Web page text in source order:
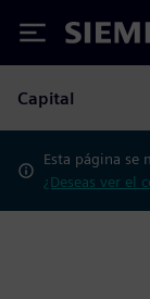
Siemens
Capital
Esta página se
¿Deseas ver el